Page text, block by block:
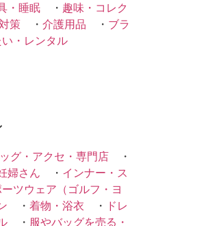
・睡眠 ・ 趣味・コレク
策・ 介護用品 ・ ブラ
・レンタル
グ・アクセ・専門店・
婦さん ・ インナー・ス
ツウェア（ゴルフ・ヨ
・ 着物・浴衣 ・ ドレ
・ 服やバッグを売る・